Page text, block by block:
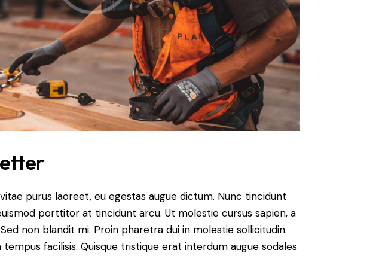
purus laoreet, eu egestas augue dictum. Nunc tincidunt
porttitor at tincidunt arcu. Ut molestie cursus sapien, a
non blandit mi. Proin pharetra dui in molestie sollicitudin.
facilisis. Quisque tristique erat interdum augue sodales